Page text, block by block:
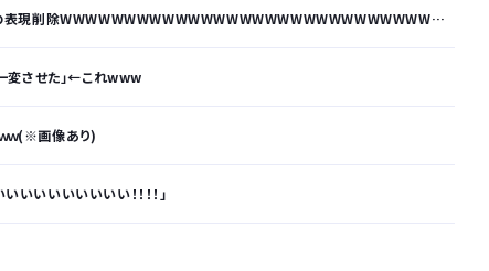
変させた」←これwww
ｗ(※画像あり)
いいいいいいい！！！！」